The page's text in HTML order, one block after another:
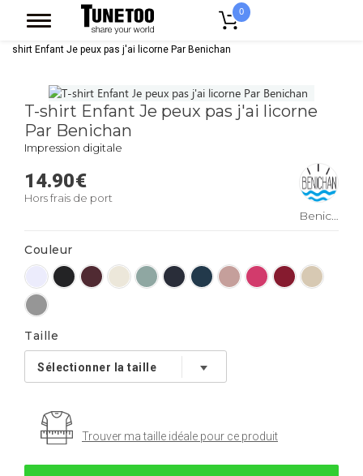
0
Vêtement Enfant Bebe T-shirts Enfant
shirt Enfant Je peux pas j'ai licorne Par Benichan
T-shirt Enfant Je peux pas j'ai licorne
Par Benichan
Impression digitale
14.90€
Hors frais de port
Benichan
Couleur
Taille
Trouver ma taille idéale pour ce produit